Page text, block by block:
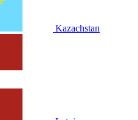
Kazachstan